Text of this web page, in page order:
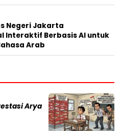
Negeri Jakarta
Interaktif Berbasis AI untuk
Arab
Arya